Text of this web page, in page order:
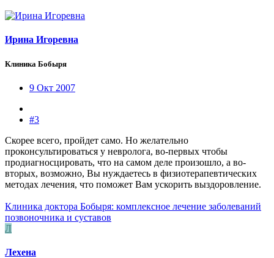
Ирина Игоревна
Клиника Бобыря
9 Окт 2007
#3
Скорее всего, пройдет само. Но желательно
проконсультироваться у невролога, во-первых чтобы
продиагносцировать, что на самом деле произошло, а во-
вторых, возможно, Вы нуждаетесь в физиотерапевтических
методах лечения, что поможет Вам ускорить выздоровление.
Клиника доктора Бобыря: комплексное лечение заболеваний
позвоночника и суставов
Л
Лехена